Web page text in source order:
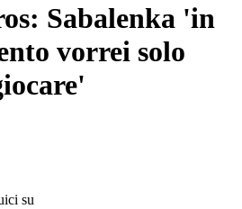
Sabalenka 'in
vorrei solo
su